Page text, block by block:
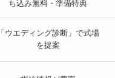
ち込み無料・準備特典
「ウエディング診断」で式場
を提案